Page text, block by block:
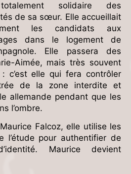
solidaire des
de sa sœur. Elle accueillait
les candidats aux
dans le logement de
Elle passera des
Aimée, mais très souvent
c’est elle qui fera contrôler
de la zone interdite et
allemande pendant que les
l’ombre.
Falcoz, elle utilise les
l’étude pour authentifier de
Maurice devient